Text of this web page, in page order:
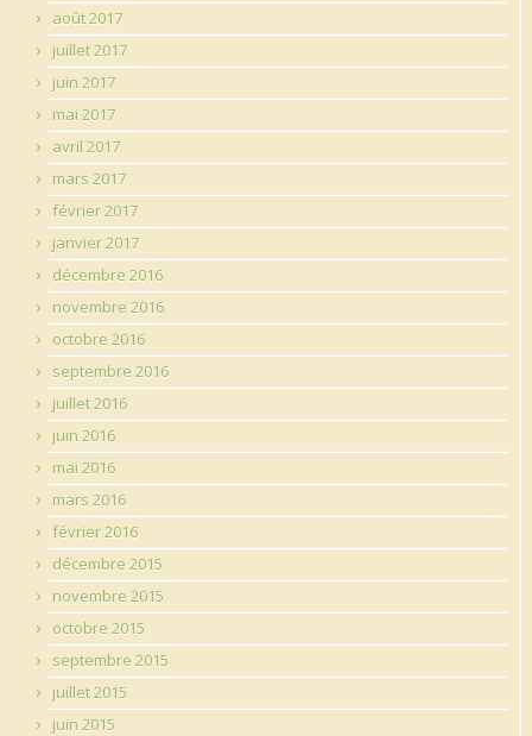
août 2017
juillet 2017
juin 2017
mai 2017
avril 2017
mars 2017
février 2017
janvier 2017
décembre 2016
novembre 2016
octobre 2016
septembre 2016
juillet 2016
juin 2016
mai 2016
mars 2016
février 2016
décembre 2015
novembre 2015
octobre 2015
septembre 2015
juillet 2015
juin 2015